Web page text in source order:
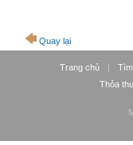
Quay lại
Trang chủ |
Thỏa